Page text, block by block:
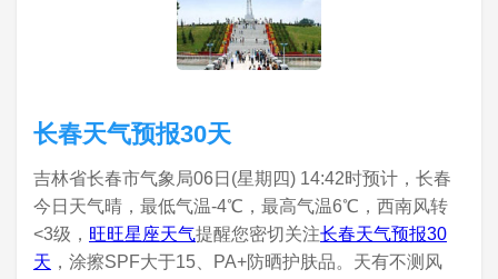
长春天气预报30天
吉林省长春市气象局06日(星期四) 14:42时预计，长春
今日天气晴，最低气温-4℃，最高气温6℃，西南风转
<3级， 旺旺星座天气提醒您密切关注长春天气预报30
天 ，涂擦SPF大于15、PA+防晒护肤品。天有不测风